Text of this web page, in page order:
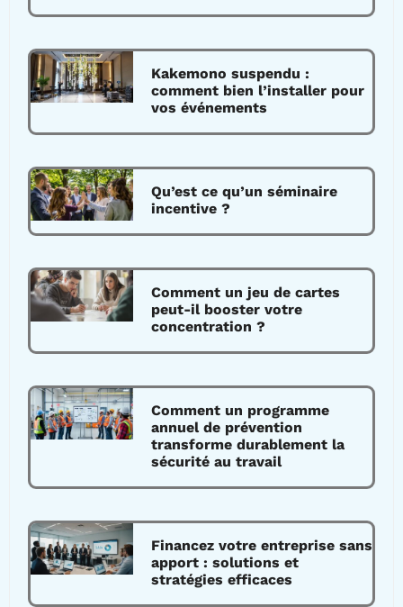
Kakemono suspendu :
comment bien l’installer pour
vos événements
Qu’est ce qu’un séminaire
incentive ?
Comment un jeu de cartes
peut-il booster votre
concentration ?
Comment un programme
annuel de prévention
transforme durablement la
sécurité au travail
Financez votre entreprise sans
apport : solutions et
stratégies efficaces